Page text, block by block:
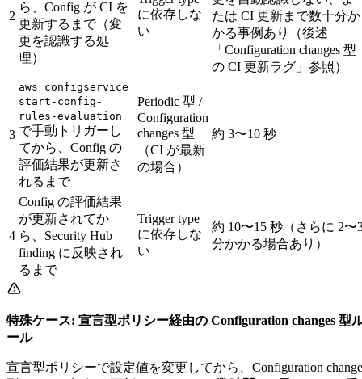
2
ら、Config が CI を
更新するまで（変
更を認識する処
理）
に依存しな
い
たは CI 更新まで数十分か
かる事例あり（後述
「Configuration changes 型
の CI 更新ラグ」参照）
3
aws configservice
start-config-
rules-evaluation
で手動トリガーし
てから、Config の
評価結果が更新さ
れるまで
Periodic 型 /
Configuration
changes 型
（CI が最新
の場合）
約 3〜10 秒
4
Config の評価結果
が更新されてか
ら、Security Hub
finding に反映され
るまで
Trigger type
に依存しな
い
約 10〜15 秒（さらに 2〜
分かかる場合あり）
特殊ケース: 宣言型ポリシー経由の Configuration changes 型
ール
宣言型ポリシーで設定値を変更してから、Configuration